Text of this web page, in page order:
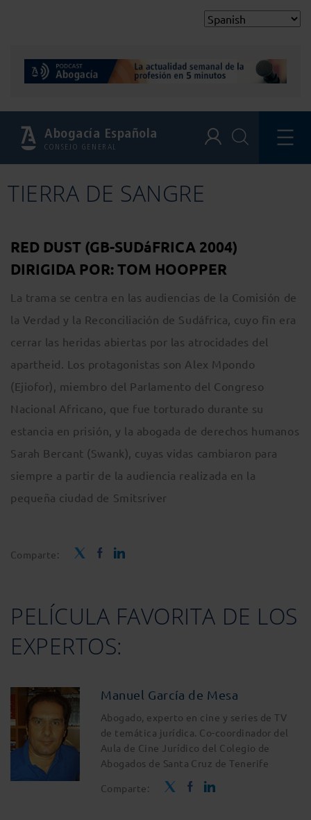
Abogacía Española
CONSEJO GENERAL
TIERRA DE SANGRE
RED DUST (GB-SUDáFRICA 2004)
DIRIGIDA POR: TOM HOOPPER
La trama se centra en las audiencias de la Comisión de
la Verdad y la Reconciliación de Sudáfrica, cuyo fin era
cerrar las heridas abiertas por las atrocidades del
apartheid. Los protagonistas son Alex Mpondo
(Ejiofor), miembro del Parlamento del Congreso
Nacional Africano, que fue torturado durante su
estancia en prisión, y la abogada de derechos humanos
Sarah Bercant (Swank), cuyas vidas cambiaron para
siempre a partir de la audiencia realizada en la
pequeña ciudad de Smitsriver
Comparte:
PELÍCULA FAVORITA DE LOS
EXPERTOS:
Manuel García de Mesa
Abogado, experto en cine y series de TV
de temática jurídica. Co-coordinador del
Aula de Cine Jurídico del Colegio de
Abogados de Santa Cruz de Tenerife
Comparte: